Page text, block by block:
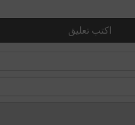
اكتب تعليق